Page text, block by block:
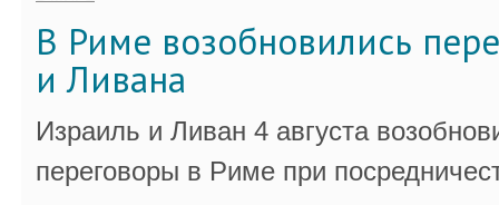
В Риме возобновились
и Ливана
Израиль и Ливан 4 августа
переговоры в Риме при